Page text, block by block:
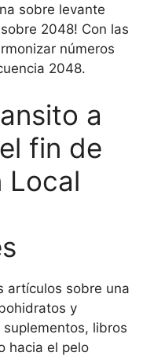
sobre levante
2048! Con las
números
2048.
a
fin de
Local
artículos sobre una
y
libros
hacia el pelo